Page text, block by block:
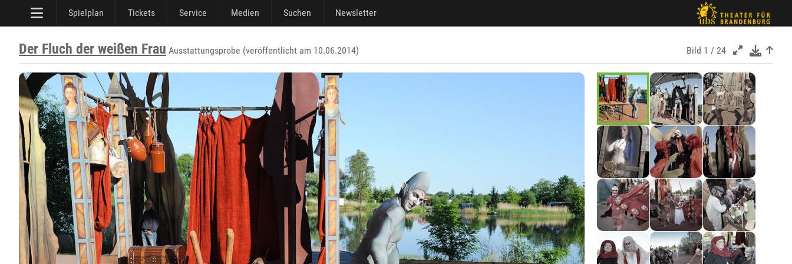
Spielplan Tickets Service Medien Suchen Newsletter
Der Fluch der weißen Frau Ausstattungsprobe (veröffentlicht am 10.06.2014) Bild 1 / 24